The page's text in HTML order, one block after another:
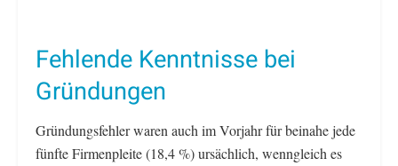
Fehlende Kenntnisse bei
Gründungen
Gründungsfehler waren auch im Vorjahr für beinahe jede
fünfte Firmenpleite (18,4 %) ursächlich, wenngleich es